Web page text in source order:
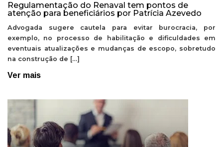
Regulamentação do Renaval tem pontos de
atenção para beneficiários por Patrícia Azevedo
Advogada sugere cautela para evitar burocracia, por
exemplo, no processo de habilitação e dificuldades em
eventuais atualizações e mudanças de escopo, sobretudo
na construção de […]
Ver mais